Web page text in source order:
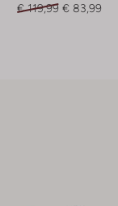
€ 119,99 € 83,99